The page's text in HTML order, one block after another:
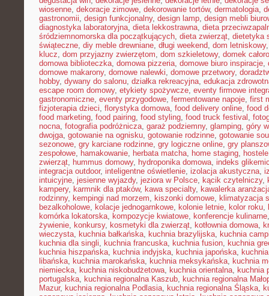
wiosenne, dekoracje zimowe, dekorowanie tortów, dermatologia,
gastronomii, design funkcjonalny, design lamp, design mebli
diagnostyka laboratoryjna, dieta lekkostrawna, dieta
śródziemnomorska dla początkujących, dieta zwierząt, dietetyka
świąteczne, diy meble drewniane, długi weekend, dom letniskowy
klucz, dom przyjazny zwierzętom, dom szkieletowy, domek
domowa biblioteczka, domowa pizzeria, domowe biuro inspiracje,
domowe makarony, domowe nalewki, domowe przetwory,
hobby, dywany do salonu, działka rekreacyjna, edukacja
escape room domowy, etykiety spożywcze, eventy firmowe
gastronomiczne, eventy przygodowe, fermentowane napoje, first
fizjoterapia dzieci, florystyka domowa, food delivery online, food
food marketing, food pairing, food styling, food truck festival ,
nocna, fotografia podróżnicza, garaż podziemny, glamping, góry
dwojga, gotowanie na ognisku, gotowanie rodzinne, gotowanie
sezonowe, gry karciane rodzinne, gry logiczne online, gry
zespołowe, hamakowanie, herbata matcha, home staging,
zwierząt, hummus domowy, hydroponika domowa, indeks
integracja outdoor, inteligentne oświetlenie, izolacja akustyczna,
intuicyjne, jesienne wyjazdy, jeziora w Polsce, kącik czytelniczy,
kampery, karmnik dla ptaków, kawa specialty, kawalerka
rodzinny, kempingi nad morzem, kiszonki domowe, klimatyzacja
bezalkoholowe, kolacje jednogarnkowe, kolonie letnie, kolor roku,
komórka lokatorska, kompozycje kwiatowe, konferencje kulinarne
żywienie, konkursy, kosmetyki dla zwierząt, kotłownia domowa,
wieczysta, kuchnia bałkańska, kuchnia brazylijska, kuchnia
kuchnia dla singli, kuchnia francuska, kuchnia fusion, kuchnia
kuchnia hiszpańska, kuchnia indyjska, kuchnia japońska,
libańska, kuchnia marokańska, kuchnia meksykańska, kuchnia
niemiecka, kuchnia niskobudżetowa, kuchnia orientalna, kuchnia
portugalska, kuchnia regionalna Kaszub, kuchnia regionalna
Mazur, kuchnia regionalna Podlasia, kuchnia regionalna Śląska,